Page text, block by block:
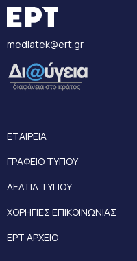
mediatek@ert.gr
ΕΤΑΙΡΕΙΑ
ΓΡΑΦΕΙΟ ΤΥΠΟΥ
ΔΕΛΤΙΑ ΤΥΠΟΥ
ΧΟΡΗΓΙΕΣ ΕΠΙΚΟΙΝΩΝΙΑΣ
ΕΡΤ ΑΡΧΕΙΟ